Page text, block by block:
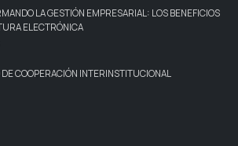
LA GESTIÓN EMPRESARIAL: LOS BENEFICIOS
ELECTRÓNICA
COOPERACIÓN INTERINSTITUCIONAL